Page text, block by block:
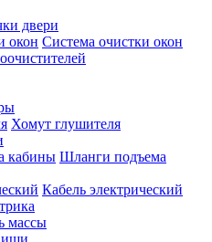
двери
Система очистки окон
Хомут глушителя
Шланги подъема
Кабель электрический
массы